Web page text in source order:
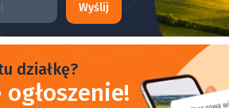
Wyślij
działkę?